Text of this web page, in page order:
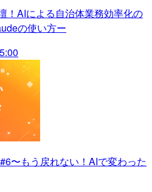
！AIによる自治体業務効率化の
の使い方ー
〜もう戻れない！AIで変わった